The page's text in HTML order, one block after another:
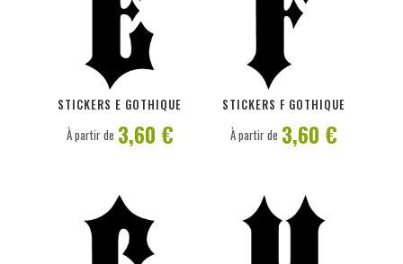
STICKERS E GOTHIQUE
PERSONNALISER
À partir de 3,60 €
STICKERS F GOTHIQUE
PERSONNALISER
À partir de 3,60 €